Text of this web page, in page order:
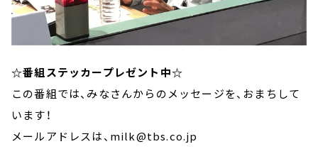
☆番組ステッカープレゼント中☆
この番組では、みなさんからのメッセージを、おまちして
います！
メールアドレスは、milk@tbs.co.jp